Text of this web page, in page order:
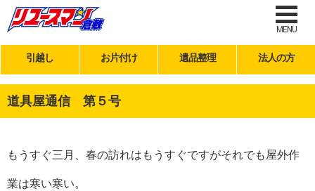
MENU
引越し お片付け 遺品整理 法人の方
道具屋通信 第５号
もうすぐ三月、春の訪れはもうすぐですがそれでも屋外作
業は寒い寒い。